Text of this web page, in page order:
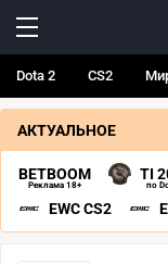
Dota 2 CS2
АКТУАЛЬНОЕ
BETBOOM
Реклама 18+
TI
по
EWC CS2